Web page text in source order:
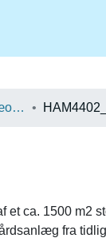
Beretningsarkiv for Arkæologiske Undersøgelser
et ca. 1500 m2
fra tidlig